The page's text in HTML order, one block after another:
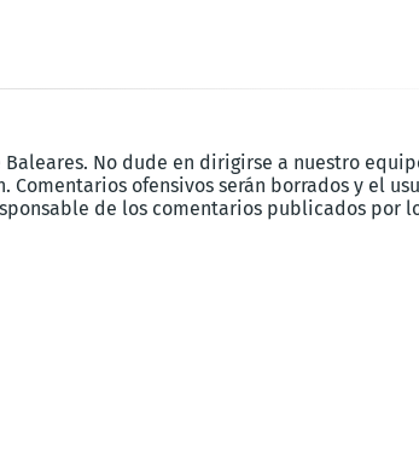
No dude en dirigirse a nuestro
ofensivos serán borrados y el
de los comentarios publicados por